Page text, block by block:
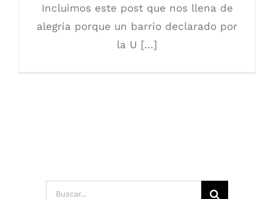
Incluimos este post que nos llena de
alegría porque un barrio declarado por
la U [...]
Buscar: